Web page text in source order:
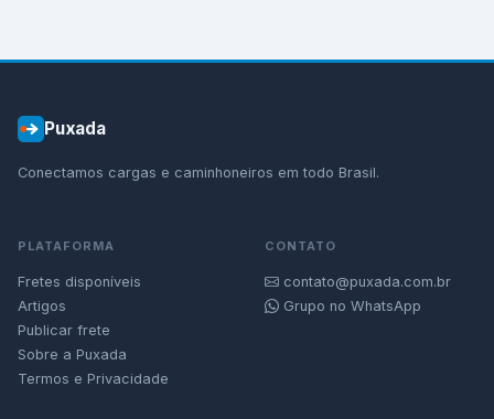
Puxada
Conectamos cargas e caminhoneiros em todo Brasil.
PLATAFORMA
Fretes disponíveis
Artigos
Publicar frete
Sobre a Puxada
Termos e Privacidade
CONTATO
contato@puxada.com.br
Grupo no WhatsApp